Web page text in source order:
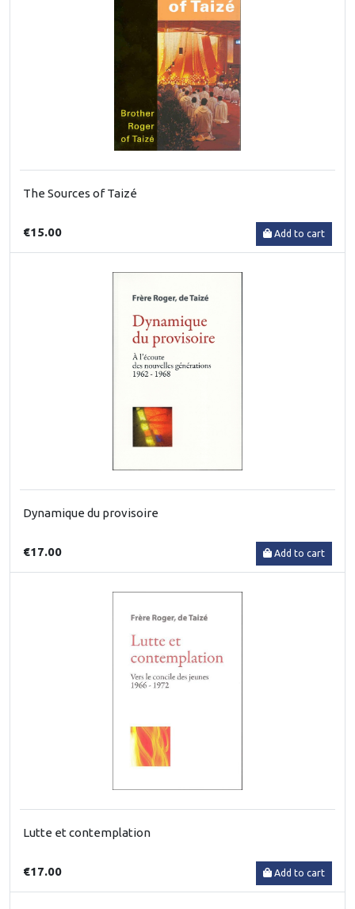
The Sources of Taizé
€15.00 Add to cart
Dynamique du provisoire
€17.00 Add to cart
Lutte et contemplation
€17.00 Add to cart